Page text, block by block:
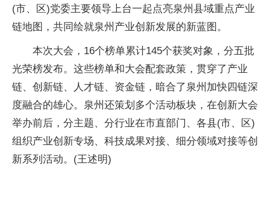
(市、区)党委主要领导上台一起点亮泉州县域重点产业
链地图，共同绘就泉州产业创新发展的新蓝图。
本次大会，16个榜单累计145个获奖对象，分五批
光荣榜发布。这些榜单和大会配套政策，贯穿了产业
链、创新链、人才链、资金链，暗合了泉州加快四链深
度融合的雄心。泉州还策划多个活动板块，在创新大会
举办前后，分主题、分行业在市直部门、各县(市、区)
组织产业创新专场、科技成果对接、细分领域对接等创
新系列活动。(王述明)